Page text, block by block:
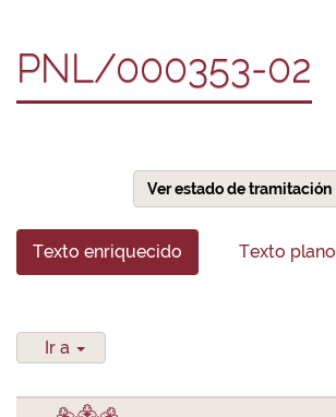
PNL/000353-02
Ver estado de tramitación
Texto enriquecido Texto plano
Ir a